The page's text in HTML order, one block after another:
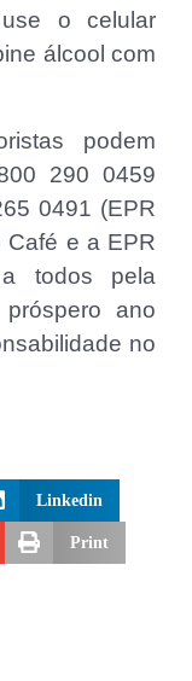
o celular
álcool com
podem
290 0459
0491 (EPR
Café e a EPR
todos pela
ano
no
Linkedin
Print